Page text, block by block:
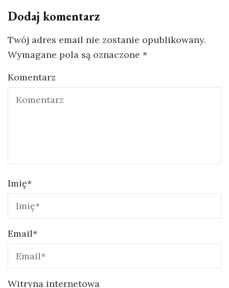
Dodaj komentarz
Twój adres email nie zostanie opublikowany.
Wymagane pola są oznaczone *
Komentarz
Imię*
Email*
Witryna internetowa